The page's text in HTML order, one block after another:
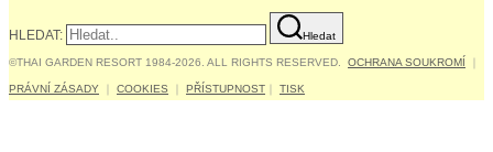
HLEDAT: Hledat
©THAI GARDEN RESORT 1984-2026. ALL RIGHTS RESERVED. OCHRANA SOUKROMÍ
PRÁVNÍ ZÁSADY COOKIES PŘÍSTUPNOST TISK